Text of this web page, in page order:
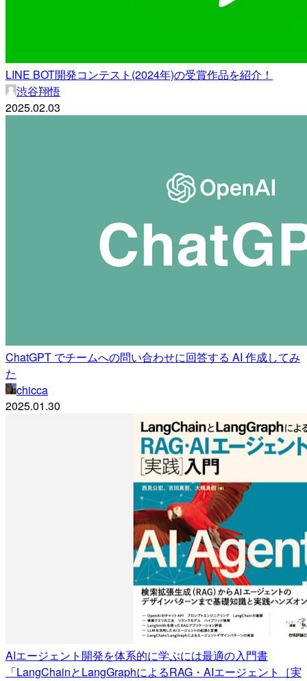
LINE BOT開発コンテスト(2024年)の受賞作品を紹介！
渋谷翔悟
2025.02.03
ChatGPT でチームへの問い合わせに回答する AI 作成してみ
た
chicca
2025.01.30
AIエージェント開発を体系的に学ぶには最適の入門書
「LangChainとLangGraphによるRAG・AIエージェント［実